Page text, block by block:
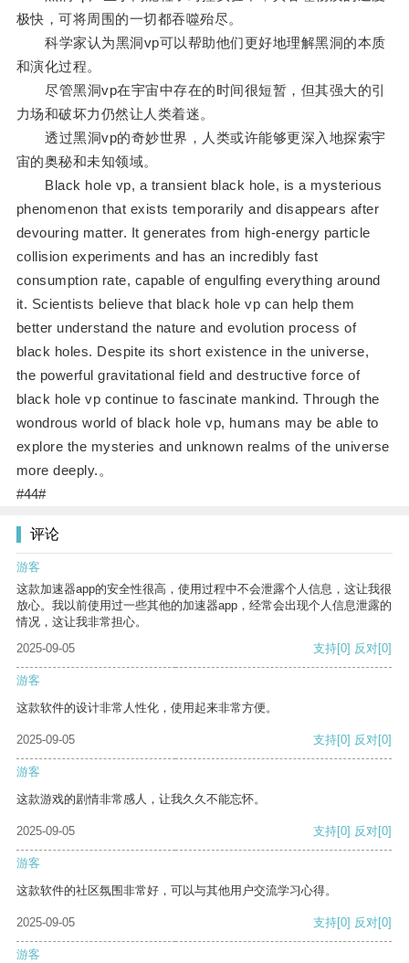
极快，可将周围的一切都吞噬殆尽。
科学家认为黑洞vp可以帮助他们更好地理解黑洞的本质
和演化过程。
尽管黑洞vp在宇宙中存在的时间很短暂，但其强大的引
力场和破坏力仍然让人类着迷。
透过黑洞vp的奇妙世界，人类或许能够更深入地探索宇
宙的奥秘和未知领域。
Black hole vp, a transient black hole, is a mysterious
phenomenon that exists temporarily and disappears after
devouring matter. It generates from high-energy particle
collision experiments and has an incredibly fast
consumption rate, capable of engulfing everything around
it. Scientists believe that black hole vp can help them
better understand the nature and evolution process of
black holes. Despite its short existence in the universe,
the powerful gravitational field and destructive force of
black hole vp continue to fascinate mankind. Through the
wondrous world of black hole vp, humans may be able to
explore the mysteries and unknown realms of the universe
more deeply.。
#44#
评论
游客
这款加速器app的安全性很高，使用过程中不会泄露个人信息，这让我很
放心。我以前使用过一些其他的加速器app，经常会出现个人信息泄露的
情况，这让我非常担心。
2025-09-05
支持[0] 反对[0]
游客
这款软件的设计非常人性化，使用起来非常方便。
2025-09-05 支持[0] 反对[0]
游客
这款游戏的剧情非常感人，让我久久不能忘怀。
2025-09-05 支持[0] 反对[0]
游客
这款软件的社区氛围非常好，可以与其他用户交流学习心得。
2025-09-05 支持[0] 反对[0]
游客